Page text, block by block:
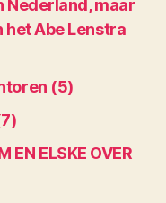
Nederland, maar
Abe Lenstra
(5)
EN ELSKE OVER